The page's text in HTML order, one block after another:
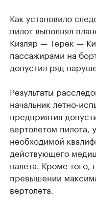
Как установило
пилот выполнял
Кизляр — Терек —
пассажирами на
допустил ряд
Результаты
начальник летно-
предприятия
вертолетом пилота,
необходимой
действующего
налета. Кроме того,
превышении
вертолета.